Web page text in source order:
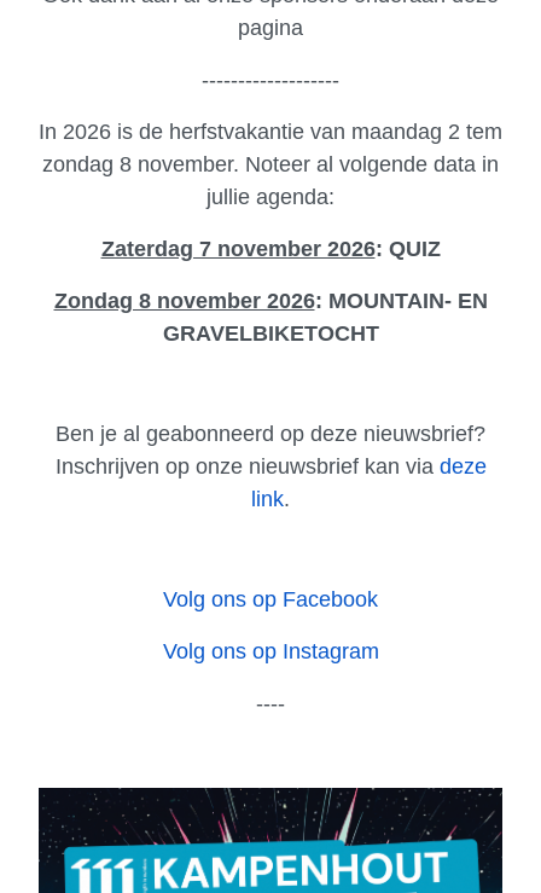
pagina
-------------------
In 2026 is de herfstvakantie van maandag 2 tem
zondag 8 november. Noteer al volgende data in
jullie agenda:
Zaterdag 7 november 2026: QUIZ
Zondag 8 november 2026: MOUNTAIN- EN
GRAVELBIKETOCHT
Ben je al geabonneerd op deze nieuwsbrief?
Inschrijven op onze nieuwsbrief kan via deze
link.
Volg ons op Facebook
Volg ons op Instagram
----